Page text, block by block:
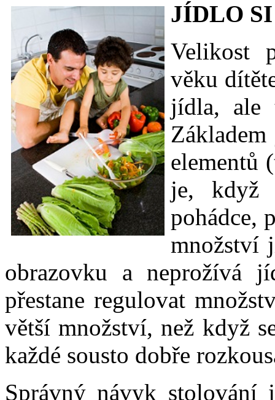
JÍDLO
Velikost
věku
jídla,
elementů
je, když
pohádce,
množství
obrazovku a neprožívá
přestane regulovat
větší množství, než když
každé sousto dobře
Správný návyk stolování